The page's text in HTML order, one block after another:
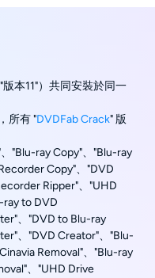
本11"）共同安裝於同一
所有 "DVDFab Crack" 版
"Blu-ray Copy"、"Blu-ray
Copy"、"DVD
Ripper"、"UHD
ray to DVD
、"DVD to Blu-ray
、"DVD Creator"、"Blu-
Removal"、"Blu-ray
、"UHD Drive